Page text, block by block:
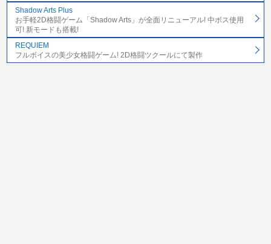
Shadow Arts Plus
お手軽2D格闘ゲーム「Shadow Arts」が全面リニューアル! 中ボス使用
可! 新モードも搭載!
REQUIEM
フルボイスの美少女格闘ゲーム! 2D格闘ツクールにて製作